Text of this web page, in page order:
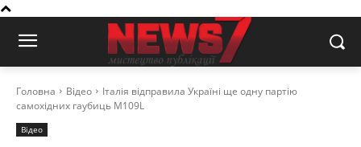
Головна Відео
Італія відправила Україні ще одну партію
самохідних гаубиць M109L
Відео